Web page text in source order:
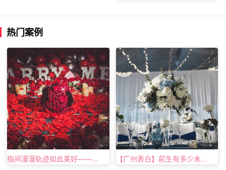
在七夕的时候带上女朋友去海边，两个人租一架游艇在
大海上驰骋，这时候掏出求婚戒指和女朋友求婚也是十分浪
漫的。在游艇上求婚还会让女生有一种自己是韩国电视剧中
女主角的感觉。
热门案例
指间漫漫轨迹如此美好——... 【广州表白】前生有多少未...